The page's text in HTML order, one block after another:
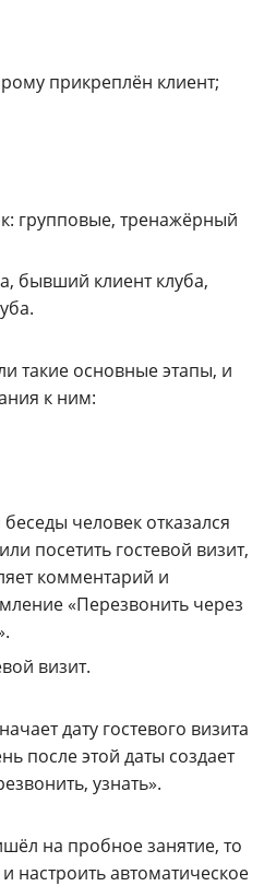
прикреплён клиент;
групповые, тренажёрный
бывший клиент клуба,
такие основные этапы, и
к ним:
человек отказался
посетить гостевой визит,
комментарий и
«Перезвонить через
визит.
дату гостевого визита
после этой даты создает
узнать».
на пробное занятие, то
настроить автоматическое